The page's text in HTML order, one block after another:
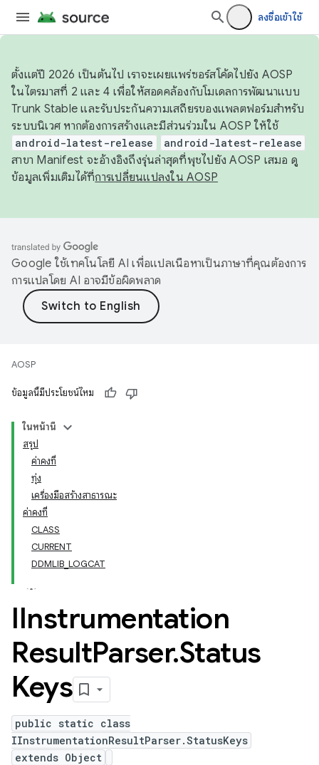
ลงชื่อเข้าใช้
ตั้งแต่ปี 2026 เป็นต้นไป เราจะเผยแพร่ซอร์สโค้ดไปยัง AOSP
ในไตรมาสที่ 2 และ 4 เพื่อให้สอดคล้องกับโมเดลการพัฒนาแบบ
Trunk Stable และรับประกันความเสถียรของแพลตฟอร์มสำหรับ
ระบบนิเวศ หากต้องการสร้างและมีส่วนร่วมใน AOSP ให้ใช้
android-latest-release android-latest-release
สาขา Manifest จะอ้างอิงถึงรุ่นล่าสุดที่พุชไปยัง AOSP เสมอ ดู
ข้อมูลเพิ่มเติมได้ที่การเปลี่ยนแปลงใน AOSP
Google ใช้เทคโนโลยี AI เพื่อแปลเนื้อหาเป็นภาษาที่คุณต้องการ
การแปลโดย AI อาจมีข้อผิดพลาด
AOSP
ข้อมูลนี้มีประโยชน์ไหม
ในหน้านี้
สรุป
ค่าคงที่
ทุ่ง
เครื่องมือสร้างสาธารณะ
ค่าคงที่
CLASS
CURRENT
DDMLIB_LOGCAT
IInstrumentation
ResultParser.Status
Keys
public static class
IInstrumentationResultParser.StatusKeys
extends Object